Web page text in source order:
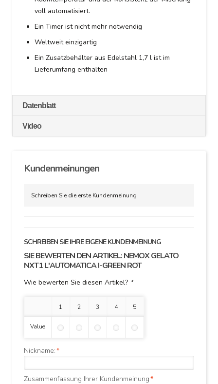
voll automatisiert.
Ein Timer ist nicht mehr notwendig
Weltweit einzigartig
Ein Zusatzbehälter aus Edelstahl 1,7 l ist im
Lieferumfang enthalten
Datenblatt
Video
Kundenmeinungen
Schreiben Sie die erste Kundenmeinung
SCHREIBEN SIE IHRE EIGENE KUNDENMEINUNG
SIE BEWERTEN DEN ARTIKEL:NEMOX GELATO
NXT1 L'AUTOMATICA I-GREEN ROT
Wie bewerten Sie diesen Artikel? *
1 Stern 2 Sterne3 Sterne4 Sterne5 Sterne
Value
*
Nickname:
*
Zusammenfassung Ihrer Kundenmeinung